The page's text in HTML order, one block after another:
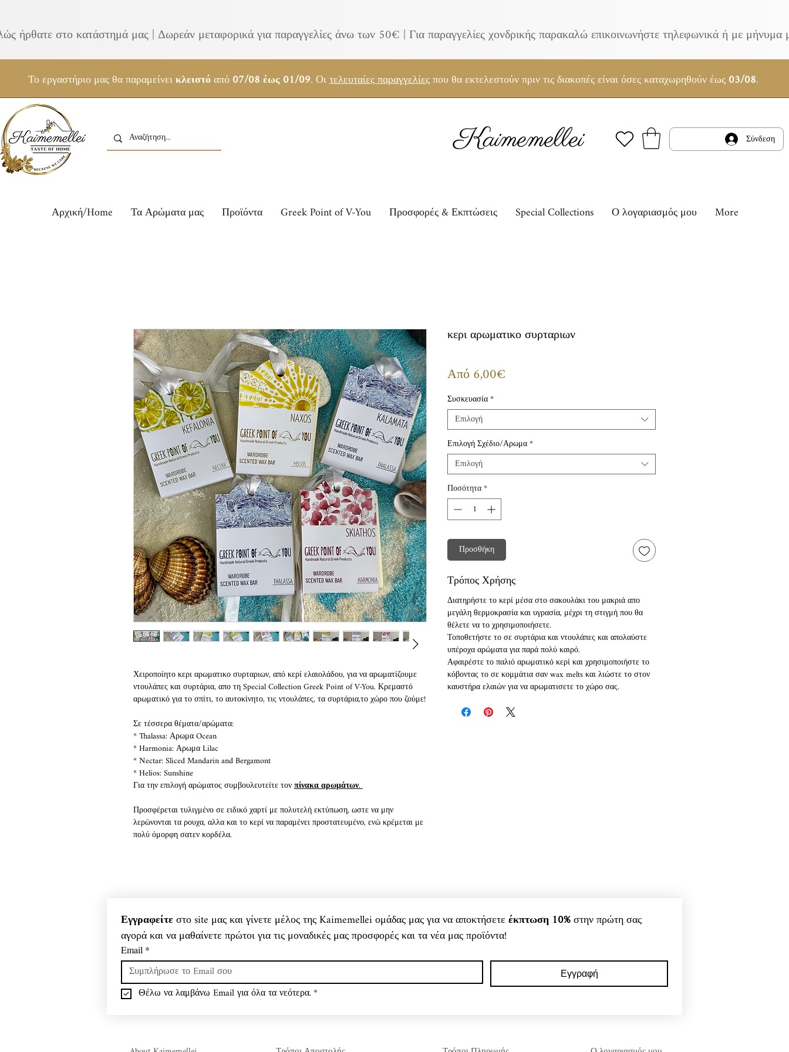
ήρθατε στο κατάστημά μας | Δωρεάν μεταφορικά για παραγγελίες άνω των 50€ |Για παραγγελίες χονδρικής παρακαλώ επικοινωνήστε τηλεφωνικά ή με
Το εργαστήριο μας θα παραμείνεικλειστόαπό07/08 έως 01/09. Οιτελευταίες παραγγελίεςπου θα εκτελεστούν πριν τις διακοπές είναι όσες καταχωρηθούν έως03/08.
Kaimemellei Σύνδεση
Αρχική/Home Τα Αρώματα μας Προϊόντα Greek Point of V-You Προσφορές & Εκπτώσεις Special Collections Ο λογαριασμός μου More
Χειροποίητο κερι αρωματικο συρταριων, από κερί ελαιολάδου, για να αρωματίζουμε
ντουλάπες και συρτάρια, απο τη Special Collection Greek Point of V-You. Κρεμαστό
αρωματικό για το σπίτι, το αυτοκίνητο, τις ντουλάπες, τα συρτάρια,το χώρο που ζούμε!
Σε τέσσερα θέματα/αρώματα:
* Thalassa: Αρωμα Ocean
* Harmonia: Αρωμα Lilac
* Nectar: Sliced Mandarin and Bergamont
* Helios: Sunshine
Για την επιλογή αρώματος συμβουλευτείτε τονπίνακα αρωμάτων.
Προσφέρεται τυλιγμένο σε ειδικό χαρτί με πολυτελή εκτύπωση, ωστε να μην
λερώνονται τα ρουχα, αλλα και το κερί να παραμένει προστατευμένο, ενώ κρέμεται με
πολύ όμορφη σατεν κορδέλα.
Επιλέξτε συσκευασία, σε κουτί αν προτιμάτε.
κερι αρωματικο συρταριων
Από6,00€
Συσκευασία*
Επιλογή
Επιλογή Σχέδιο/Αρωμα*
Επιλογή
Ποσότητα*
Προσθήκη
Τρόπος Χρήσης
Διατηρήστε το κερί μέσα στο σακουλάκι του μακριά απο
μεγάλη θερμοκρασία και υγρασία, μέχρι τη στιγμή που θα
θέλετε να το χρησιμοποιήσετε.
Τοποθετήστε το σε συρτάρια και ντουλάπες και απολαύστε
υπέροχα αρώματα για παρά πολύ καιρό.
Αφαιρέστε το παλιό αρωματικό κερί και χρησιμοποιήστε το
κόβοντας το σε κομμάτια σαν wax melts και λιώστε το στον
καυστήρα ελαιών για να αρωματισετε το χώρο σας.
Εγγραφείτε στο site μας και γίνετε μέλος της Kaimemellei ομάδας μας για να αποκτήσετε έκπτωση 10% στην πρώτη σας
αγορά και να μαθαίνετε πρώτοι για τις μοναδικές μας προσφορές και τα νέα μας προϊόντα!
Email *
Εγγραφή
Θέλω να λαμβάνω Email για όλα τα νεότερα.*